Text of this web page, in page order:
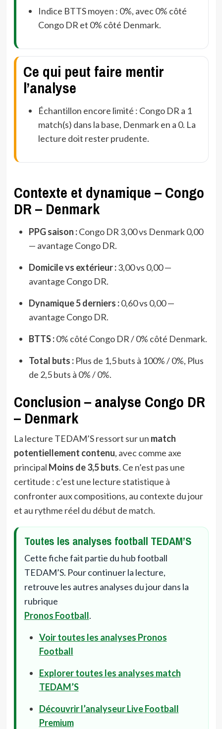
Indice BTTS moyen : 0%, avec 0% côté
Congo DR et 0% côté Denmark.
Ce qui peut faire mentir
l’analyse
Échantillon encore limité : Congo DR a 1
match(s) dans la base, Denmark en a 0. La
lecture doit rester prudente.
Contexte et dynamique – Congo
DR – Denmark
PPG saison :Congo DR 3,00 vs Denmark 0,00
— avantage Congo DR.
Domicile vs extérieur :3,00 vs 0,00 —
avantage Congo DR.
Dynamique 5 derniers :0,60 vs 0,00 —
avantage Congo DR.
BTTS :0% côté Congo DR / 0% côté Denmark.
Total buts :Plus de 1,5 buts à 100% / 0%, Plus
de 2,5 buts à 0% / 0%.
Conclusion – analyse Congo DR
– Denmark
La lecture TEDAM’S ressort sur un match
potentiellement contenu, avec comme axe
principal Moins de 3,5 buts. Ce n’est pas une
certitude : c’est une lecture statistique à
confronter aux compositions, au contexte du jour
et au rythme réel du début de match.
Toutes les analyses football TEDAM’S
Cette fiche fait partie du hub football
TEDAM’S. Pour continuer la lecture,
retrouve les autres analyses du jour dans la
rubrique
Pronos Football.
Voir toutes les analyses Pronos
Football
Explorer toutes les analyses match
TEDAM’S
Découvrir l’analyseur Live Football
Premium